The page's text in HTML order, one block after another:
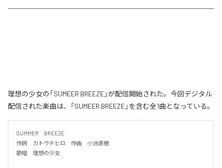
理想の少女の「SUMEER BREEZE」が配信開始された。今回デジタル
配信された楽曲は、「SUMEER BREEZE」を含む全1曲となっている。
SUMMER　BREEZE
作詞　カトウチヒロ　作曲　小池直樹
歌唱　理想の少女